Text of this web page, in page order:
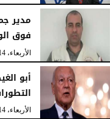
مدير
فوق
الأربعاء، 14 يناير 2026
أبو
الأربعاء، 14 يناير 2026